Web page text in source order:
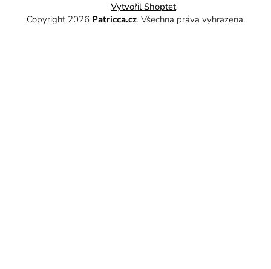
Vytvořil Shoptet
Copyright 2026 Patricca.cz. Všechna práva vyhrazena.